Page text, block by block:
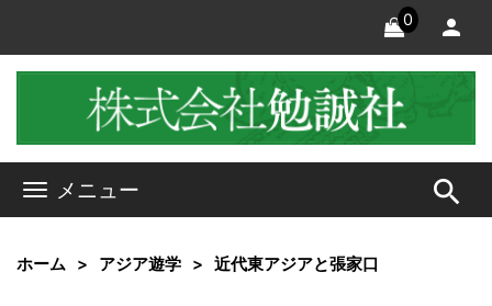
0
メニュー search
ホーム アジア遊学 近代東アジアと張家口